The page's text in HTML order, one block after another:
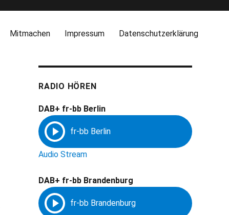
Mitmachen Impressum Datenschutzerklärung
RADIO HÖREN
DAB+ fr-bb Berlin
Audio Stream
DAB+ fr-bb Brandenburg